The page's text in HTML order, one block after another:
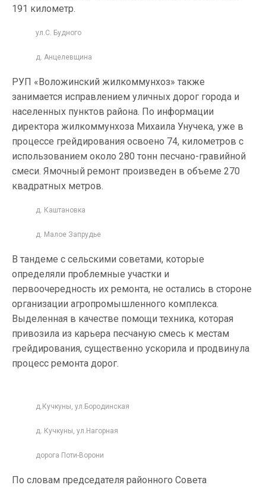
191 километр.
ул.С. Будного
д. Анцелевщина
РУП «Воложинский жилкоммунхоз» также
занимается исправлением уличных дорог города и
населенных пунктов района. По информации
директора жилкоммунхоза Михаила Унучека, уже в
процессе грейдирования освоено 74, километров с
использованием около 280 тонн песчано-гравийной
смеси. Ямочный ремонт произведен в объеме 270
квадратных метров.
д. Каштановка
д. Малое Запрудье
В тандеме с сельскими советами, которые
определяли проблемные участки и
первоочередность их ремонта, не остались в стороне
организации агропромышленного комплекса.
Выделенная в качестве помощи техника, которая
привозила из карьера песчаную смесь к местам
грейдирования, существенно ускорила и продвинула
процесс ремонта дорог.
д.Кучкуны, ул.Бородинская
д. Кучкуны, ул.Нагорная
дорога Поти-Ворони
По словам председателя районного Совета